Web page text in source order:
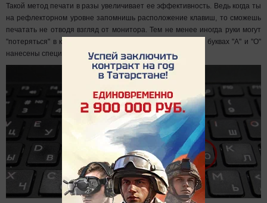
Такой метод печати в разы увеличивает ее эффективность. Ведь когда ты
на рефлекторном уровне запомнишь расположение клавиш, то сможешь
печатать не отводя взгляд от монитора. Тем не менее иногда руки могут
"потеряться" в клавишах. А чтобы этого не случилось на буквах "А" и "О"
нанесены специальные метки-бугорки.